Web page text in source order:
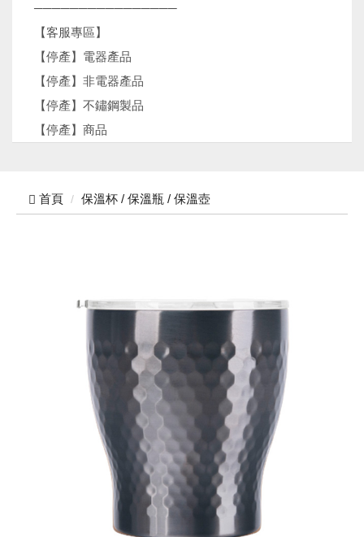
────────────────
【客服專區】
【停產】電器產品
【停產】非電器產品
【停產】不鏽鋼製品
【停產】商品
首頁 保溫杯 / 保溫瓶 / 保溫壺